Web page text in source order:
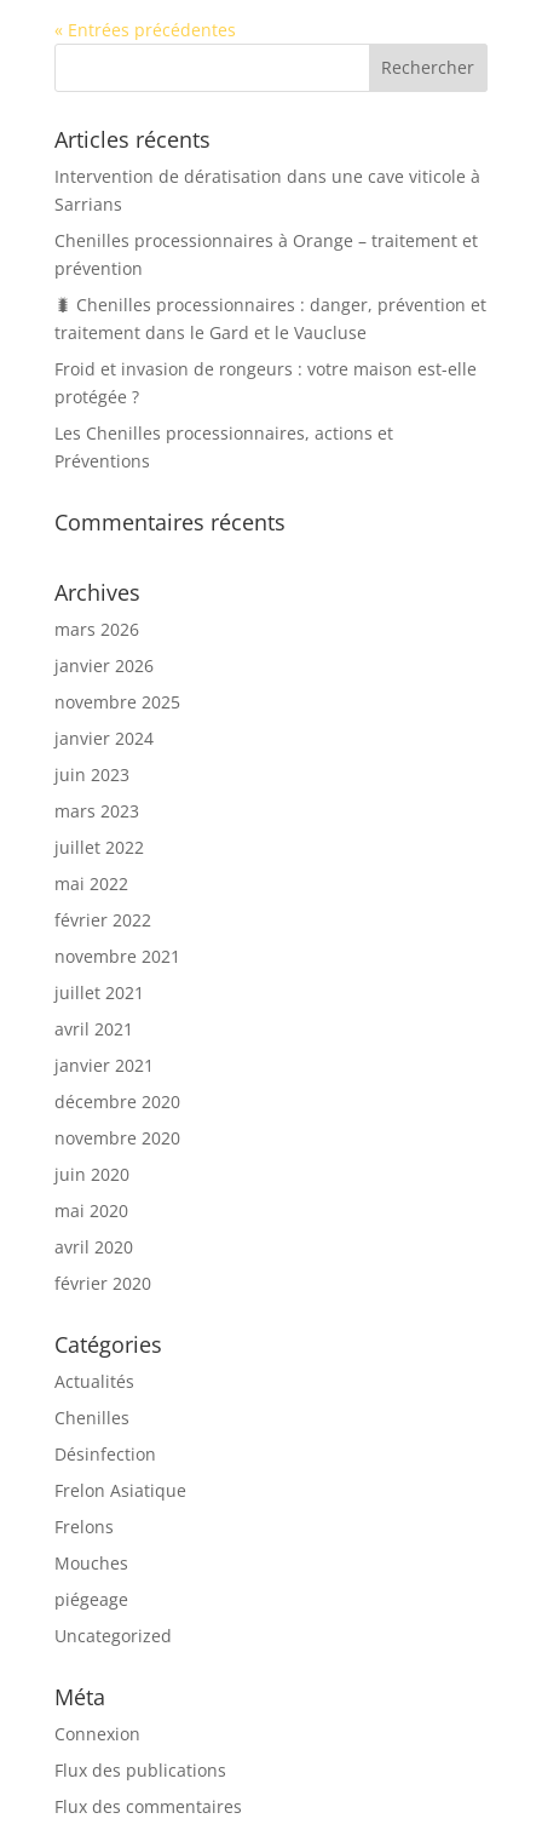
« Entrées précédentes
Articles récents
Intervention de dératisation dans une cave viticole à
Sarrians
Chenilles processionnaires à Orange – traitement et
prévention
🐛 Chenilles processionnaires : danger, prévention et
traitement dans le Gard et le Vaucluse
Froid et invasion de rongeurs : votre maison est-elle
protégée ?
Les Chenilles processionnaires, actions et
Préventions
Commentaires récents
Archives
mars 2026
janvier 2026
novembre 2025
janvier 2024
juin 2023
mars 2023
juillet 2022
mai 2022
février 2022
novembre 2021
juillet 2021
avril 2021
janvier 2021
décembre 2020
novembre 2020
juin 2020
mai 2020
avril 2020
février 2020
Catégories
Actualités
Chenilles
Désinfection
Frelon Asiatique
Frelons
Mouches
piégeage
Uncategorized
Méta
Connexion
Flux des publications
Flux des commentaires